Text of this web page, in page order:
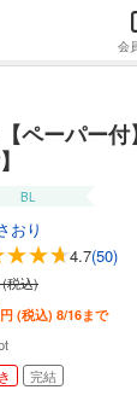
会
ペーパー付
BL
おり
4.7(50)
税込)
円 (税込) 8/16まで
完結